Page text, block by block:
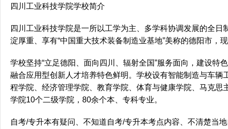
四川工业科技学院学校简介
四川工业科技学院是一所以工学为主、多学科协调发展的全
淀厚重、享有“中国重大技术装备制造业基地”美称的德阳市，
学校坚持“立足德阳、面向四川、辐射全国”服务面向，建设特
融合应用型创新人才培养特色鲜明。学校设有智能制造与车
程学院、经济管理学院、教育学院、体育与健康学院、马克
学院10个二级学院，80余个本、专科专业。
自考/专升本有疑问、不知道自考/专升本考点内容、不清楚当